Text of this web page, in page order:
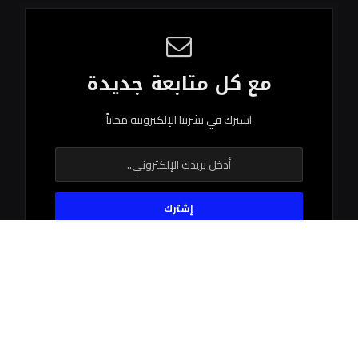
مع كل متابعة جديدة
اشترك في نشرتنا الإلكترونية مجاناً